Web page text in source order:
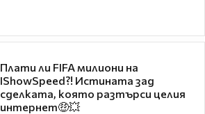
Плати ли FIFA милиони на
IShowSpeed?! Истината зад
сделката, която разтърси целия
интернет🤑💥